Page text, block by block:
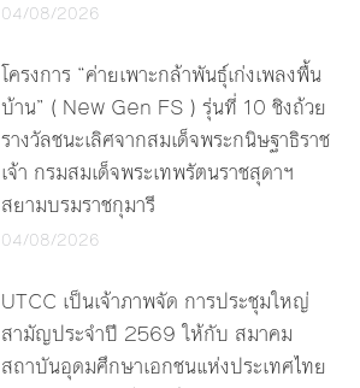
04/08/2026
โครงการ “ค่ายเพาะกล้าพันธุ์เก่งเพลงพื้น
บ้าน” ( New Gen FS ) รุ่นที่ 10 ชิงถ้วย
รางวัลชนะเลิศจากสมเด็จพระกนิษฐาธิราช
เจ้า กรมสมเด็จพระเทพรัตนราชสุดาฯ
สยามบรมราชกุมารี
04/08/2026
UTCC เป็นเจ้าภาพจัด การประชุมใหญ่
สามัญประจำปี 2569 ให้กับ สมาคม
สถาบันอุดมศึกษาเอกชนแห่งประเทศไทย